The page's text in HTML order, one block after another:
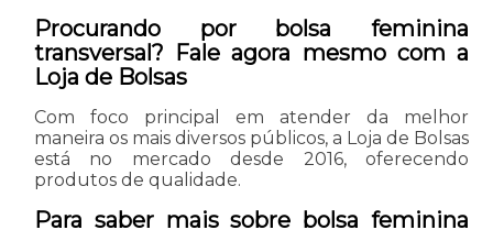
Procurando por bolsa feminina
transversal? Fale agora mesmo com a
Loja de Bolsas
Com foco principal em atender da melhor
maneira os mais diversos públicos, a Loja de Bolsas
está no mercado desde 2016, oferecendo
produtos de qualidade.
Para saber mais sobre bolsa feminina